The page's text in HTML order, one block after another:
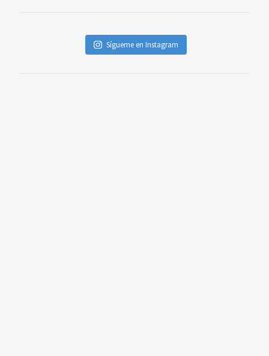
Sígueme en Instagram